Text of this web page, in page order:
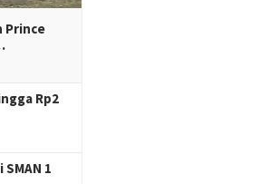
Prince
Rp2
1